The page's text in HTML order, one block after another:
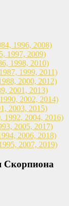
1996, 2008)
1997, 2009)
1998, 2010)
1999, 2011)
2000, 2012)
2001, 2013)
2002, 2014)
2003, 2015)
1992, 2004, 2016)
2005, 2017)
2006, 2018)
2007, 2019)
Скорпиона